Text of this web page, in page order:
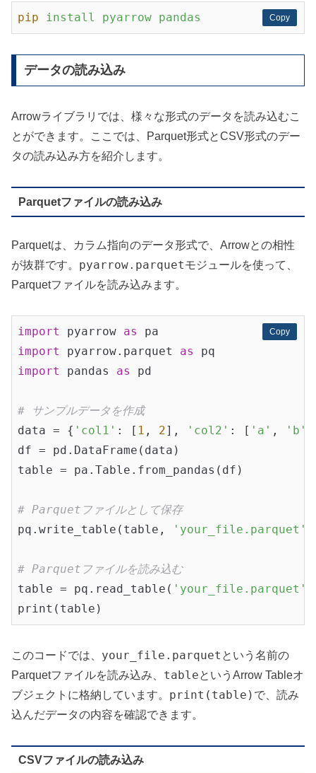
Copy
Copy
pip install pyarrow pandas
データの読み込み
Arrowライブラリでは、様々な形式のデータを読み込むこ
とができます。ここでは、Parquet形式とCSV形式のデー
タの読み込み方を紹介します。
Parquetファイルの読み込み
Parquetは、カラム指向のデータ形式で、Arrowとの相性
が抜群です。 pyarrow.parquetモジュールを使って、
Parquetファイルを読み込みます。
Copy
Copy
import pyarrow as
import
pyarrow.parquet as
import
pandas as pd
# サンプルデータを作成
data = { 'col1' : [ 1 , 2], 'col2' : [ 'a' , 'b'
df = pd.DataFrame(data)
table = pa.Table.from_pandas(df)
# Parquetファイルとして保存
pq.write_table(table,
'your_file.parquet'
# Parquetファイルを読み込む
table = pq.read_table( 'your_file.parquet'
このコードでは、 your_file.parquet という名前の
Parquetファイルを読み込み、 tableというArrow Tableオ
ブジェクトに格納しています。 print(table) で、読み
込んだデータの内容を確認できます。
CSVファイルの読み込み